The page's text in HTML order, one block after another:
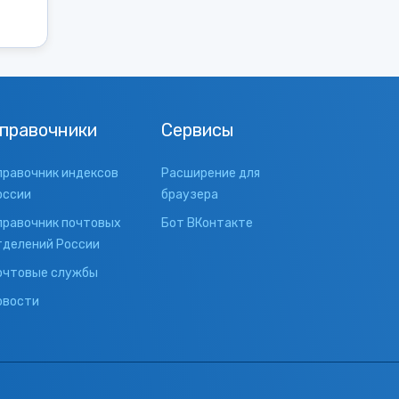
индексов
почтовых
России
службы
Сервисы
Расширение для
браузера
Бот ВКонтакте